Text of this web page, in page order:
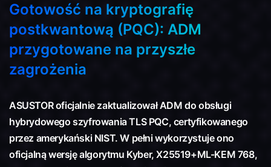
Gotowość na kryptografię
postkwantową (PQC): ADM
przygotowane na przyszłe
zagrożenia
ASUSTOR oficjalnie zaktualizował ADM do obsługi
hybrydowego szyfrowania TLS PQC, certyfikowanego
przez amerykański NIST. W pełni wykorzystuje ono
oficjalną wersję algorytmu Kyber, X25519+ML-KEM 768,